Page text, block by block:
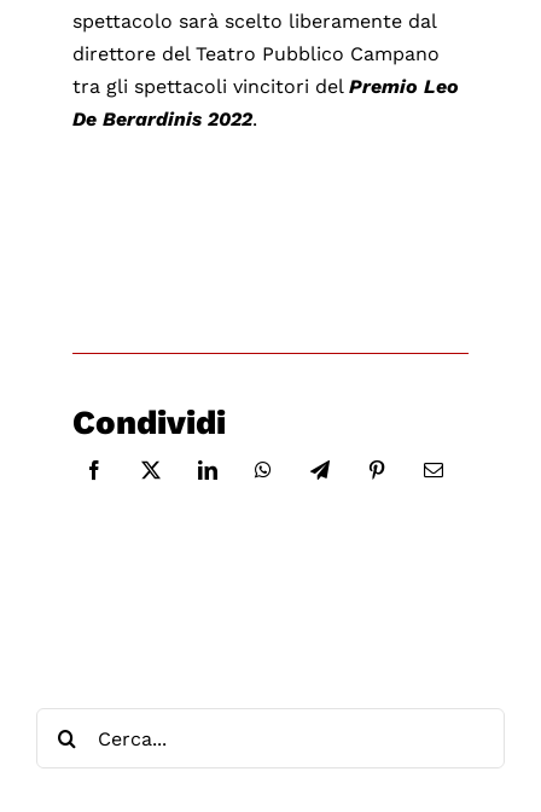
spettacolo sarà scelto liberamente dal
direttore del Teatro Pubblico Campano
tra gli spettacoli vincitori del Premio Leo
De Berardinis 2022.
Condividi